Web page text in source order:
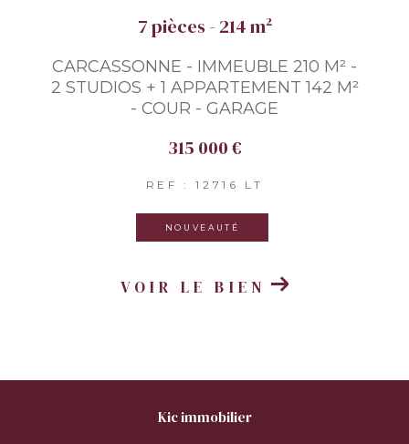
7 pièces - 214 m²
CARCASSONNE - IMMEUBLE 210 M² -
2 STUDIOS + 1 APPARTEMENT 142 M²
- COUR - GARAGE
315 000 €
REF : 12716 LT
NOUVEAUTÉ
VOIR LE BIEN
kic immobilier